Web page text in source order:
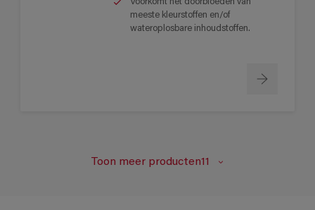
meeste kleurstoffen en/of
wateroplosbare inhoudstoffen.
Toon meer producten11